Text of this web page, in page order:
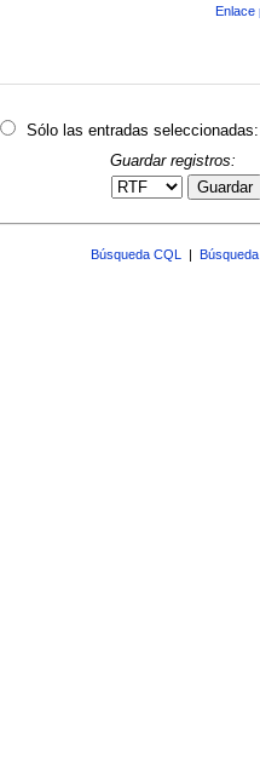
Enlace
Sólo las entradas seleccionadas:
Guardar registros:
Guardar
Búsqueda CQL